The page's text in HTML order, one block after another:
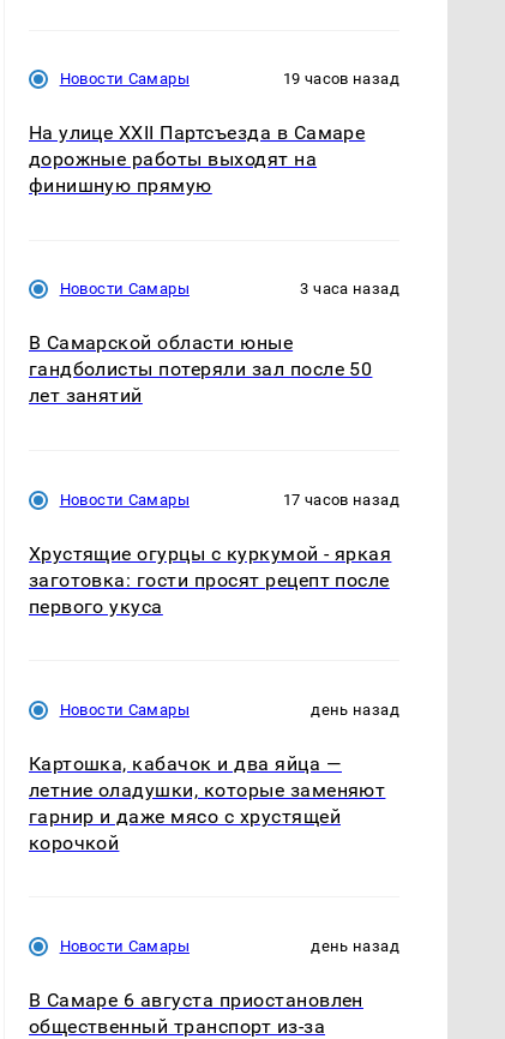
ажиотаж из-за этого
продукта: что купить?
СМИ: В Химках на
машину напали и
подожгли.
Новости Самары 19 часов назад
На улице XXII Партсъезда в Самаре
дорожные работы выходят на
финишную прямую
Новости Самары 3 часа назад
В Самарской области юные
гандболисты потеряли зал после 50
лет занятий
Новости Самары 17 часов назад
Хрустящие огурцы с куркумой - яркая
заготовка: гости просят рецепт после
первого укуса
Новости Самары день назад
Картошка, кабачок и два яйца —
летние оладушки, которые заменяют
гарнир и даже мясо с хрустящей
корочкой
Новости Самары день назад
В Самаре 6 августа приостановлен
общественный транспорт из-за